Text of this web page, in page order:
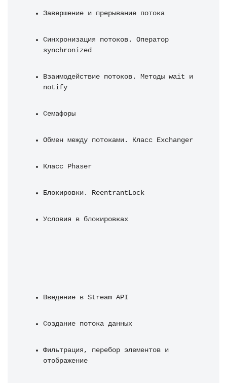
Завершение и прерывание потока
Синхронизация потоков. Оператор
synchronized
Взаимодействие потоков. Методы wait и
notify
Семафоры
Обмен между потоками. Класс Exchanger
Класс Phaser
Блокировки. ReentrantLock
Условия в блокировках
Введение в Stream API
Создание потока данных
Фильтрация, перебор элементов и
отображение